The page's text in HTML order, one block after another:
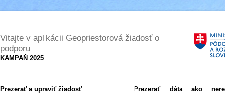
Vitajte v aplikácii Geopriestorová žiadosť o
podporu
KAMPAŇ 2025
Prezerať a upraviť žiadosť
Prezerať dáta ako